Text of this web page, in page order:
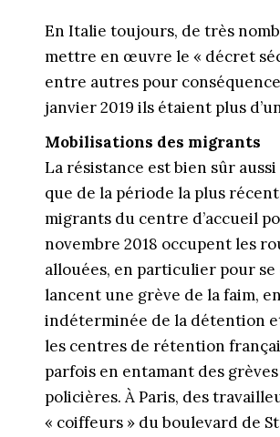
En Italie toujours, de très
mettre en œuvre le « décret
entre autres pour
janvier 2019 ils étaient plus
Mobilisations des migrants
La résistance est bien sûr
que de la période la plus
migrants du centre d’accueil
novembre 2018 occupent les
allouées, en particulier pour se
lancent une grève de la faim,
indéterminée de la détention
les centres de rétention
parfois en entamant des
policières. À Paris, des
« coiffeurs » du boulevard de